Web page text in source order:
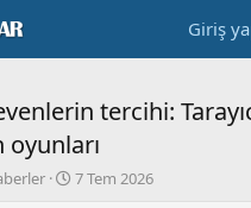
Giriş
tercihi:
oyunları
B
7 Tem 2026